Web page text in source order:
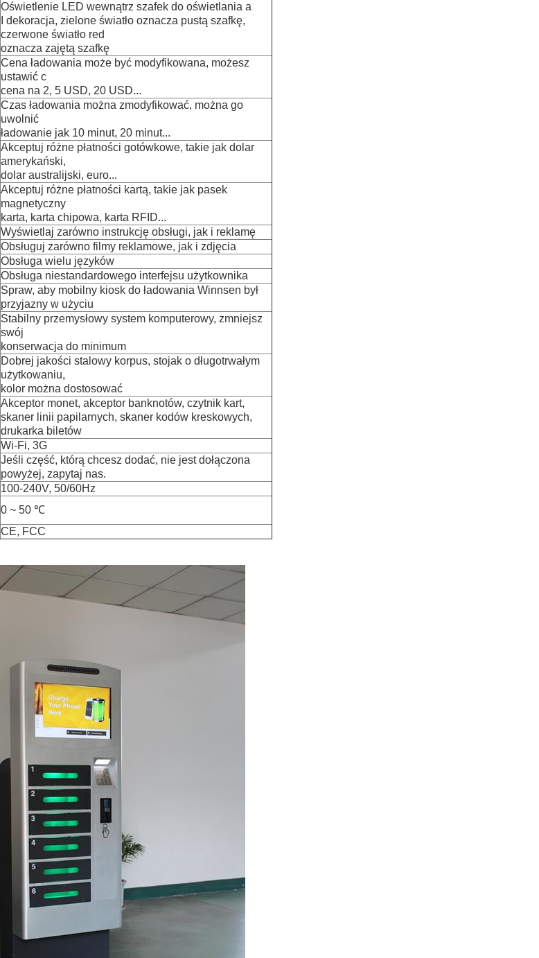
Oświetlenie LED wewnątrz szafek do oświetlania a
I dekoracja, zielone światło oznacza pustą szafkę,
czerwone światło red
oznacza zajętą ​​szafkę
Cena ładowania może być modyfikowana, możesz
ustawić c
cena na 2, 5 USD, 20 USD...
Czas ładowania można zmodyfikować, można go
uwolnić
ładowanie jak 10 minut, 20 minut...
Akceptuj różne płatności gotówkowe, takie jak dolar
amerykański,
dolar australijski, euro...
Akceptuj różne płatności kartą, takie jak pasek
magnetyczny
karta, karta chipowa, karta RFID...
Wyświetlaj zarówno instrukcję obsługi, jak i reklamę
Obsługuj zarówno filmy reklamowe, jak i zdjęcia
Obsługa wielu języków
Obsługa niestandardowego interfejsu użytkownika
Spraw, aby mobilny kiosk do ładowania Winnsen był
przyjazny w użyciu
Stabilny przemysłowy system komputerowy, zmniejsz
swój
konserwacja do minimum
Dobrej jakości stalowy korpus, stojak o długotrwałym
użytkowaniu,
kolor można dostosować
Akceptor monet, akceptor banknotów, czytnik kart,
skaner linii papilarnych, skaner kodów kreskowych,
drukarka biletów
Wi-Fi, 3G
Jeśli część, którą chcesz dodać, nie jest dołączona
powyżej, zapytaj nas.
100-240V, 50/60Hz
0 ~ 50 ℃
CE, FCC